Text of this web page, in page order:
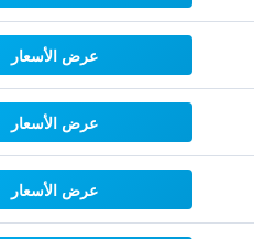
عرض الأسعار
عرض الأسعار
عرض الأسعار